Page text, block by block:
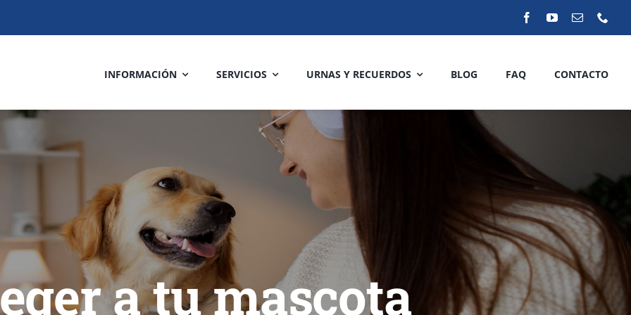
INFORMACIÓN SERVICIOS URNAS Y RECUERDOS BLOG FAQ CONTACTO
a tu mascota